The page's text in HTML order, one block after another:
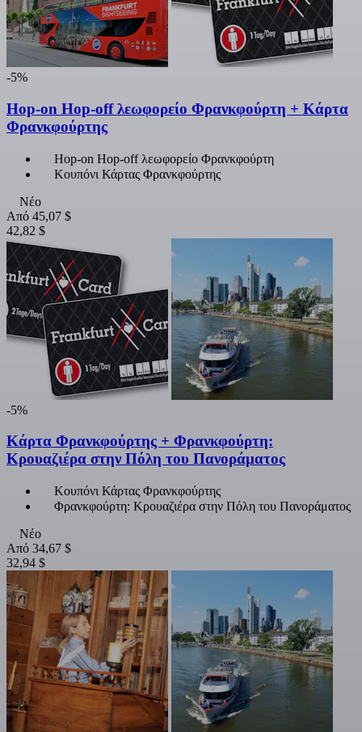
-5%
Hop-on Hop-off λεωφορείο Φρανκφούρτη + Κάρτα
Φρανκφούρτης
Hop-on Hop-off λεωφορείο Φρανκφούρτη
Κουπόνι Κάρτας Φρανκφούρτης
Νέο
Από 45,07 $
42,82 $
-5%
Κάρτα Φρανκφούρτης + Φρανκφούρτη:
Κρουαζιέρα στην Πόλη του Πανοράματος
Κουπόνι Κάρτας Φρανκφούρτης
Φρανκφούρτη: Κρουαζιέρα στην Πόλη του Πανοράματος
Νέο
Από 34,67 $
32,94 $